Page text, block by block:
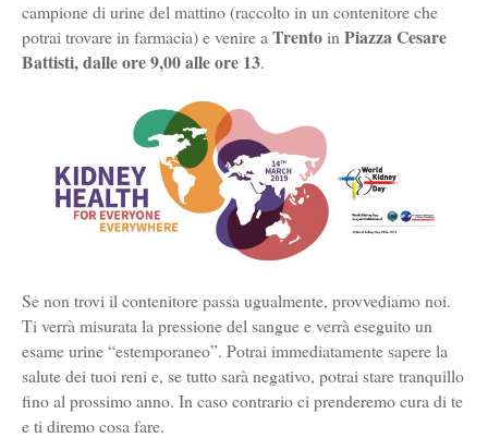
campione di urine del mattino (raccolto in un contenitore che
potrai trovare in farmacia) e venire a Trentoin Piazza Cesare
Battisti, dalle ore 9,00 alle ore 13.
Se non trovi il contenitore passa ugualmente, provvediamo noi.
Ti verrà misurata la pressione del sangue e verrà eseguito un
esame urine “estemporaneo”. Potrai immediatamente sapere la
salute dei tuoi reni e, se tutto sarà negativo, potrai stare tranquillo
fino al prossimo anno. In caso contrario ci prenderemo cura di te
e ti diremo cosa fare.